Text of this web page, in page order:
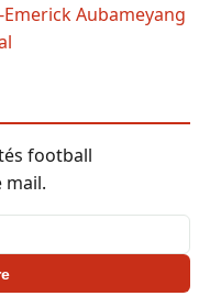
Emerick Aubameyang
football
mail.